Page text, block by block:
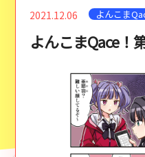
2021.12.06 よんこま
よんこまQace！